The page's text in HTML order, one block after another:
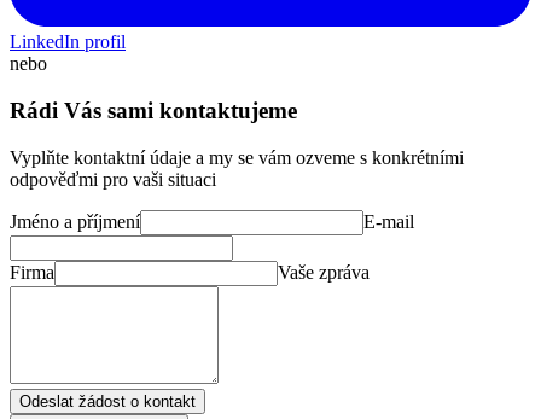
LinkedIn profil
nebo
Rádi Vás sami kontaktujeme
Vyplňte kontaktní údaje a my se vám ozveme s konkrétními
odpověďmi pro vaši situaci
Jméno a příjmení E-mail
Firma Vaše zpráva
Odeslat žádost o kontakt